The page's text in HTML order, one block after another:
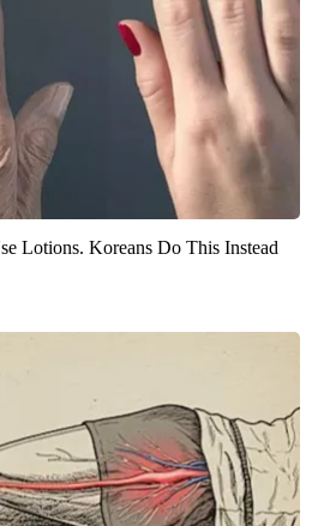
Lotions. Koreans Do This Instead